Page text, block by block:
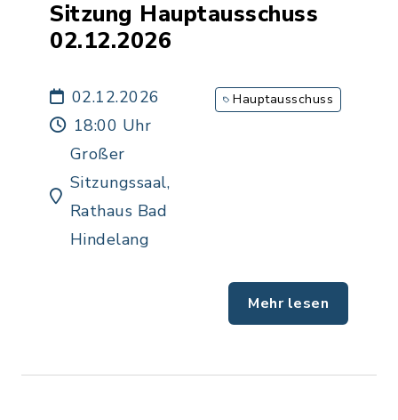
Sitzung Hauptausschuss
02.12.2026
02.12.2026
18:00 Uhr
Großer
Sitzungssaal,
Rathaus Bad
Hindelang
Hauptausschuss
Mehr lesen